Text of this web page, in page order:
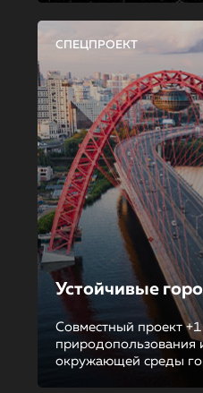
СПЕЦПРОЕКТ
Устойчивые
Совместный проект
природопользования
окружающей среды